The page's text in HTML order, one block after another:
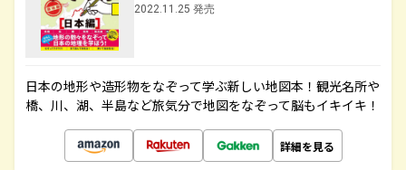
2022.11.25 発売
日本の地形や造形物をなぞって学ぶ新しい地図本！観光名所や
橋、川、湖、半島など旅気分で地図をなぞって脳もイキイキ！
詳細を見る